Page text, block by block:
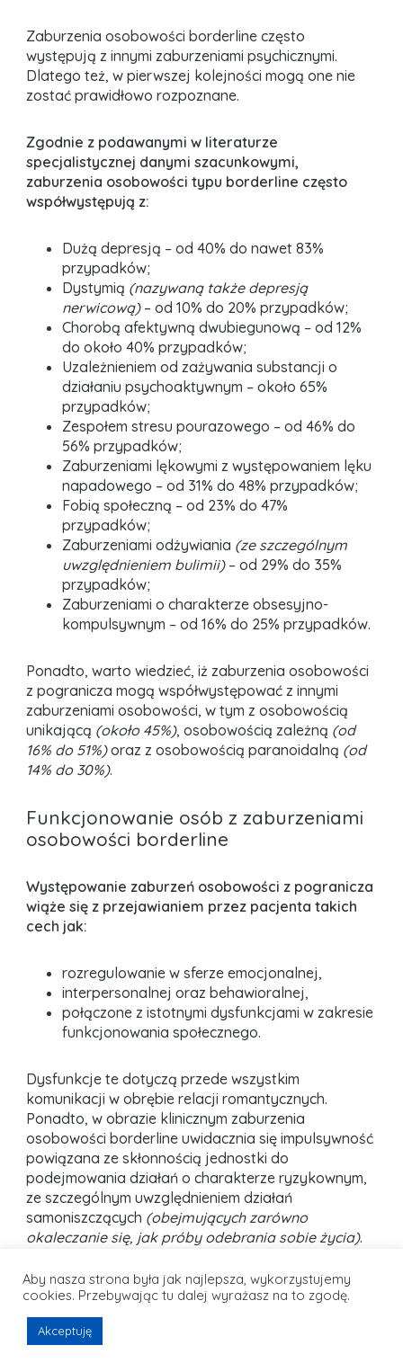
Zaburzenia osobowości borderline często
występują z innymi zaburzeniami psychicznymi.
Dlatego też, w pierwszej kolejności mogą one nie
zostać prawidłowo rozpoznane.
Zgodnie z podawanymi w literaturze
specjalistycznej danymi szacunkowymi,
zaburzenia osobowości typu borderline często
współwystępują z:
Dużą depresją – od 40% do nawet 83%
przypadków;
Dystymią (nazywaną także depresją
nerwicową)– od 10% do 20% przypadków;
Chorobą afektywną dwubiegunową – od 12%
do około 40% przypadków;
Uzależnieniem od zażywania substancji o
działaniu psychoaktywnym – około 65%
przypadków;
Zespołem stresu pourazowego – od 46% do
56% przypadków;
Zaburzeniami lękowymi z występowaniem lęku
napadowego – od 31% do 48% przypadków;
Fobią społeczną – od 23% do 47%
przypadków;
Zaburzeniami odżywiania (ze szczególnym
uwzględnieniem bulimii)– od 29% do 35%
przypadków;
Zaburzeniami o charakterze obsesyjno-
kompulsywnym – od 16% do 25% przypadków.
Ponadto, warto wiedzieć, iż zaburzenia osobowości
z pogranicza mogą współwystępować z innymi
zaburzeniami osobowości, w tym z osobowością
unikającą (około 45%), osobowością zależną (od
16% do 51%)oraz z osobowością paranoidalną (od
14% do 30%).
Funkcjonowanie osób z zaburzeniami
osobowości borderline
Występowanie zaburzeń osobowości z pogranicza
wiąże się z przejawianiem przez pacjenta takich
cech jak:
rozregulowanie w sferze emocjonalnej,
interpersonalnej oraz behawioralnej,
połączone z istotnymi dysfunkcjami w zakresie
funkcjonowania społecznego.
Dysfunkcje te dotyczą przede wszystkim
komunikacji w obrębie relacji romantycznych.
Ponadto, w obrazie klinicznym zaburzenia
osobowości borderline uwidacznia się impulsywność
powiązana ze skłonnością jednostki do
podejmowania działań o charakterze ryzykownym,
ze szczególnym uwzględnieniem działań
samoniszczących (obejmujących zarówno
okaleczanie się, jak próby odebrania sobie życia).
osobowości z pogranicza przejawiają skłonność do
nadużywania substancji o działaniu
psychoaktywnych, a także do podejmowania
impulsywnych, a tym samym wysoce
Aby nasza strona była jak najlepsza, wykorzystujemy
cookies. Przebywając tu dalej wyrażasz na to zgodę.
Akceptuję